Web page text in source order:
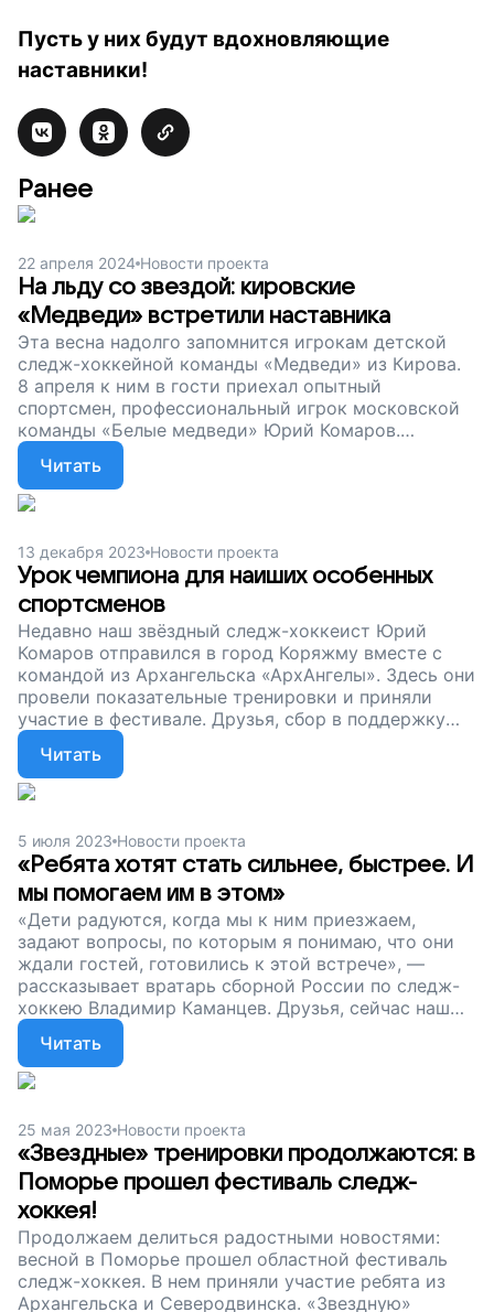
Пусть у них будут вдохновляющие
наставники!
Ранее
22 апреля 2024 Новости проекта
На льду со звездой: кировские
«Медведи» встретили наставника
Эта весна надолго запомнится игрокам детской
следж-хоккейной команды «Медведи» из Кирова.
8 апреля к ним в гости приехал опытный
спортсмен, профессиональный игрок московской
команды «Белые медведи» Юрий Комаров.
Рассказываем, как прошла встреча, и продолжаем
наш сбор. Друзья, поддержите особенных
хоккеистов. Пусть рядом с ними будут
вдохновляющие наставники!
Читать
13 декабря 2023 Новости проекта
Урок чемпиона для наиших особенных
спортсменов
Недавно наш звёздный следж-хоккеист Юрий
Комаров отправился в город Коряжму вместе с
командой из Архангельска «АрхАнгелы». Здесь они
провели показательные тренировки и приняли
участие в фестивале. Друзья, сбор в поддержку
юных следж-хоккеистов продолжается. Пусть
ребята с особенностями здоровья занимаются
спортом и исполняют мечты!
Читать
5 июля 2023 Новости проекта
«Ребята хотят стать сильнее, быстрее. И
мы помогаем им в этом»
«Дети радуются, когда мы к ним приезжаем,
задают вопросы, по которым я понимаю, что они
ждали гостей, готовились к этой встрече», —
рассказывает вратарь сборной России по следж-
хоккею Владимир Каманцев. Друзья, сейчас наш
сбор продолжается. Поддержите особенных
хоккеистов. Пусть у них будут вдохновляющие
наставники.
Читать
25 мая 2023 Новости проекта
«Звездные» тренировки продолжаются: в
Поморье прошел фестиваль следж-
хоккея!
Продолжаем делиться радостными новостями:
весной в Поморье прошел областной фестиваль
следж-хоккея. В нем приняли участие ребята из
Архангельска и Северодвинска. «Звездную»